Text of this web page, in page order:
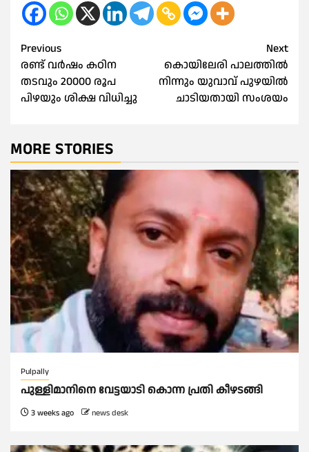
Post
navigation
Previous
രണ്ട് വർഷം കഠിന
തടവും 20000 രൂപ
പിഴയും ശിക്ഷ വിധിച്ചു
Next
കൊയിലേരി പാലത്തില്‍
നിന്നും യുവാവ് പുഴയില്‍
ചാടിയതായി സംശയം
MORE STORIES
Pulpally
പുള്ളിമാനിനെ വേട്ടയാടി കൊന്ന പ്രതി കീഴടങ്ങി
3 weeks ago news desk